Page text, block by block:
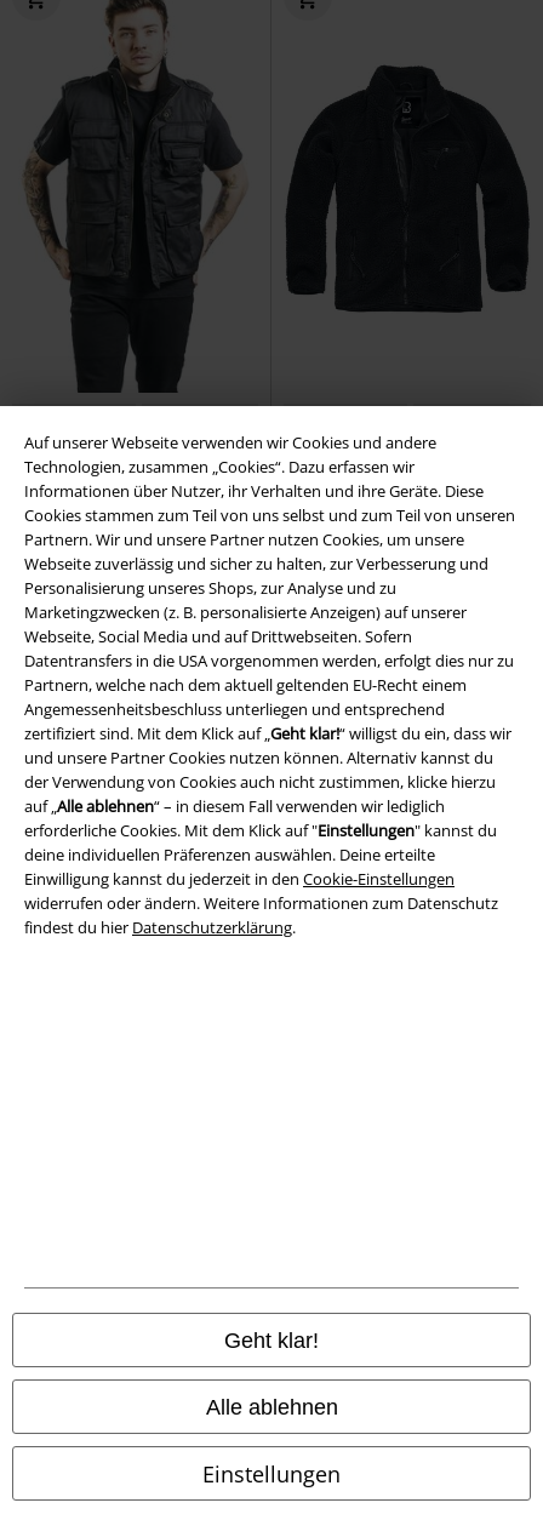
Auf unserer Webseite verwenden wir Cookies und andere
Technologien, zusammen „Cookies“. Dazu erfassen wir
Informationen über Nutzer, ihr Verhalten und ihre Geräte. Diese
Cookies stammen zum Teil von uns selbst und zum Teil von unseren
Partnern. Wir und unsere Partner nutzen Cookies, um unsere
Webseite zuverlässig und sicher zu halten, zur Verbesserung und
Personalisierung unseres Shops, zur Analyse und zu
Marketingzwecken (z. B. personalisierte Anzeigen) auf unserer
Webseite, Social Media und auf Drittwebseiten. Sofern
Datentransfers in die USA vorgenommen werden, erfolgt dies nur zu
Partnern, welche nach dem aktuell geltenden EU-Recht einem
Angemessenheitsbeschluss unterliegen und entsprechend
zertifiziert sind. Mit dem Klick auf „Geht klar!“ willigst du ein, dass wir
und unsere Partner Cookies nutzen können. Alternativ kannst du
der Verwendung von Cookies auch nicht zustimmen, klicke hierzu
auf „Alle ablehnen“ – in diesem Fall verwenden wir lediglich
erforderliche Cookies. Mit dem Klick auf "Einstellungen" kannst du
deine individuellen Präferenzen auswählen. Deine erteilte
Einwilligung kannst du jederzeit in den Cookie-Einstellungen
widerrufen oder ändern. Weitere Informationen zum Datenschutz
findest du hier Datenschutzerklärung.
Geht klar!
Alle ablehnen
Einstellungen
44,99 €
Ranger Weste Brandit Weste
59,99 €
Teddy Fleece Jacke
Brandit
Übergangsjacke